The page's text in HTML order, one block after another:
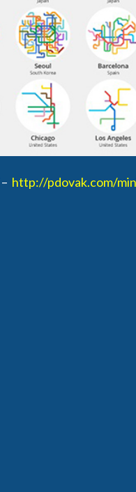
– http://pdovak.com/